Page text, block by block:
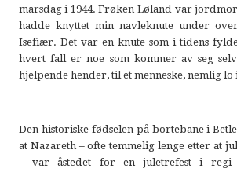
marsdag i 1944. Frøken Løland var
hadde knyttet min navleknute under
Isefiær. Det var en knute som i tidens
hvert fall er noe som kommer av seg
hjelpende hender, til et menneske, nemlig lo
Den historiske fødselen på bortebane i
at Nazareth – ofte temmelig lenge etter at
– var åstedet for en juletrefest i regi